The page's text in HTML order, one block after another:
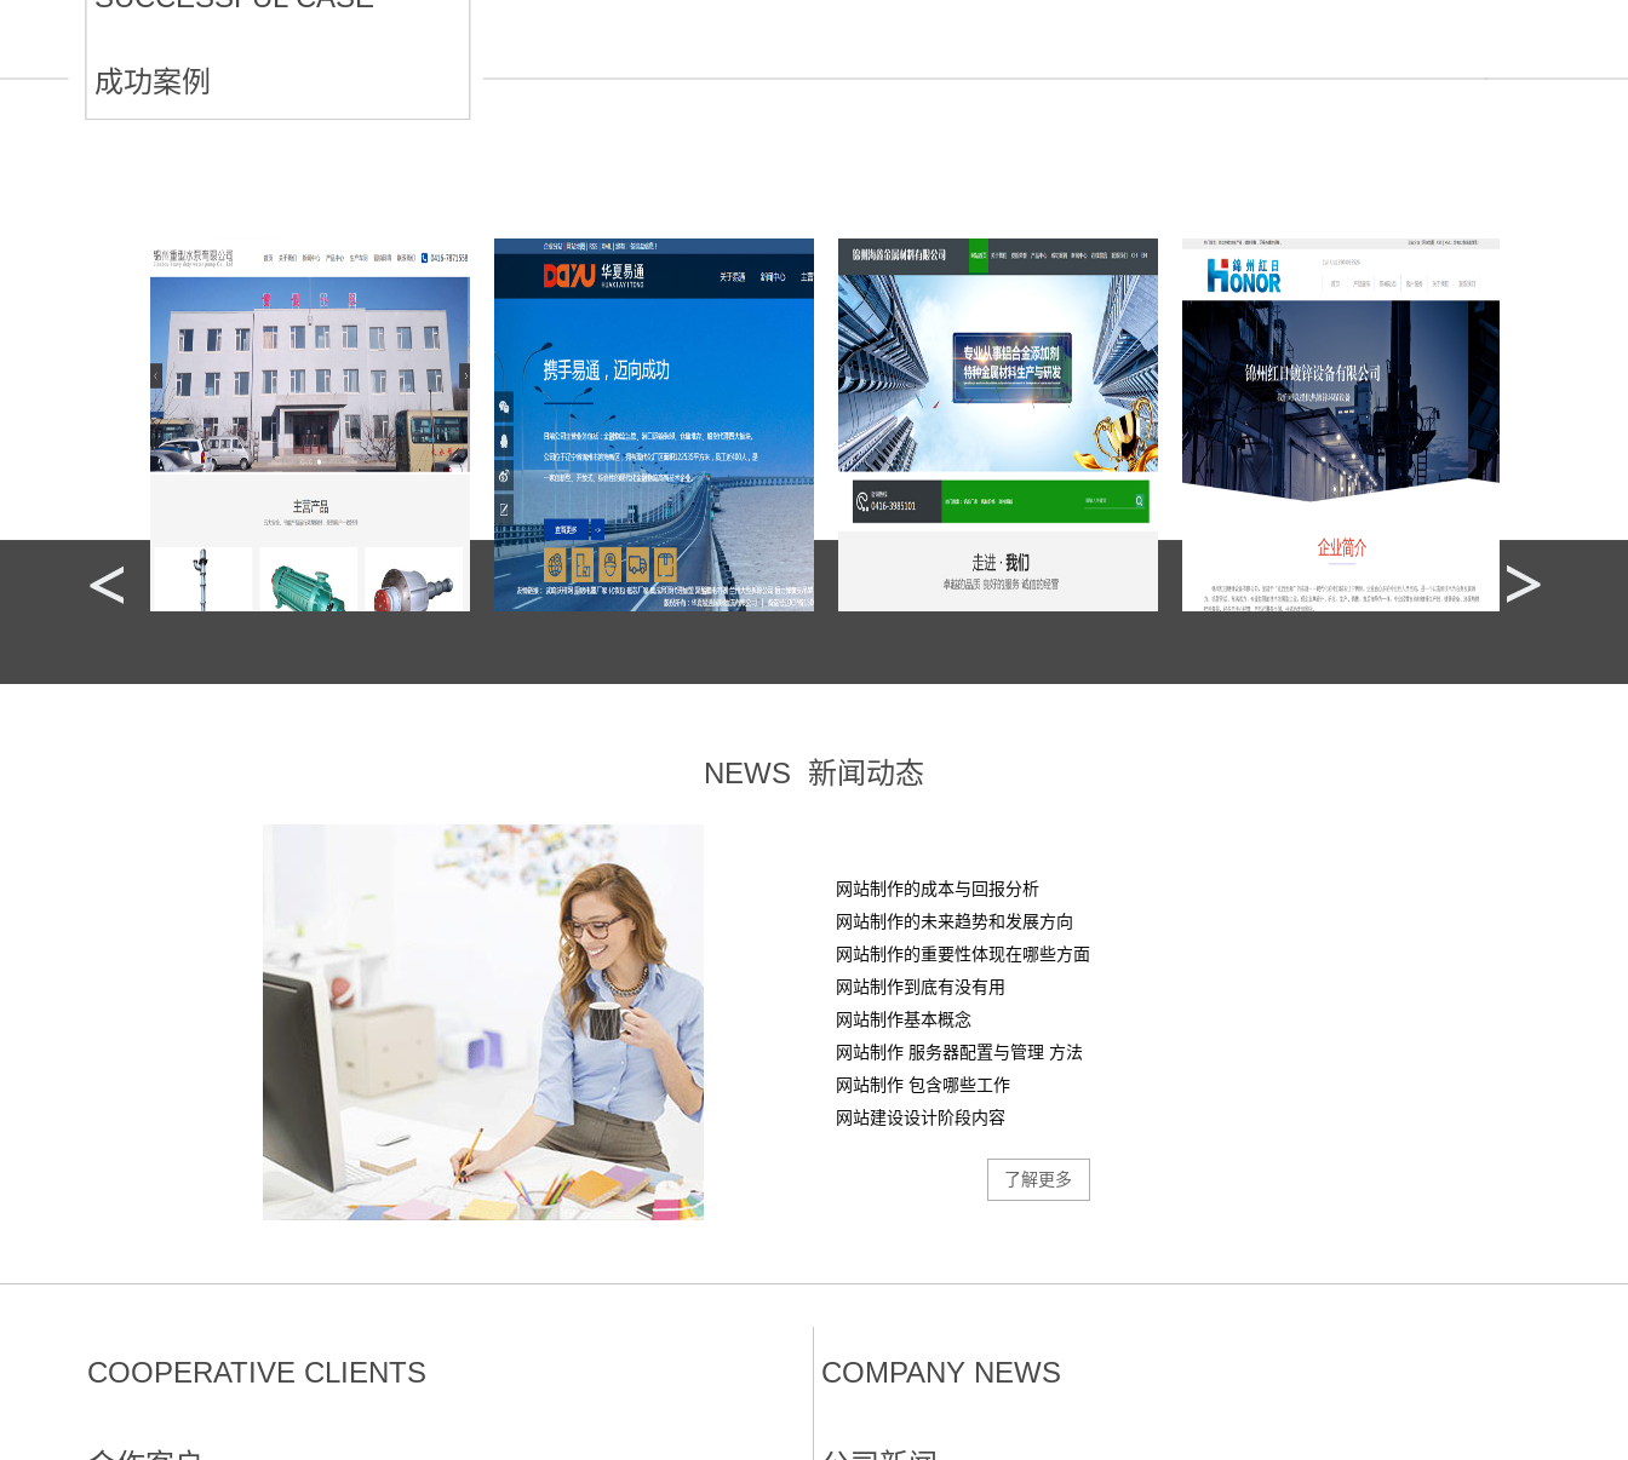
成功案例
NEWS 新闻动态
网站制作的成本与回报分析
网站制作的未来趋势和发展方向
网站制作的重要性体现在哪些方面
网站制作到底有没有用
网站制作基本概念
网站制作 服务器配置与管理 方法
网站制作 包含哪些工作
网站建设设计阶段内容
了解更多
COOPERATIVE CLIENTS COMPANY NEWS